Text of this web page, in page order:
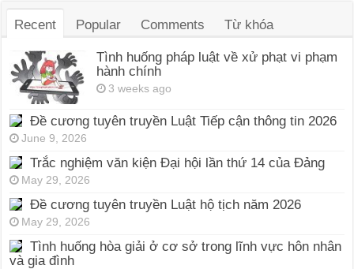
Recent Popular Comments Từ khóa
Tình huống pháp luật về xử phạt vi phạm
hành chính
3 weeks ago
Đề cương tuyên truyền Luật Tiếp cận thông tin 2026
June 9, 2026
Trắc nghiệm văn kiện Đại hội lần thứ 14 của Đảng
May 29, 2026
Đề cương tuyên truyền Luật hộ tịch năm 2026
May 29, 2026
Tình huống hòa giải ở cơ sở trong lĩnh vực hôn nhân
và gia đình